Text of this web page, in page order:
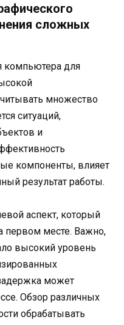
сложных
компьютера для
множество
ситуаций,
и
компоненты, влияет
результат работы.
аспект, который
первом месте. Важно,
высокий уровень
может
Обзор различных
обрабатывать